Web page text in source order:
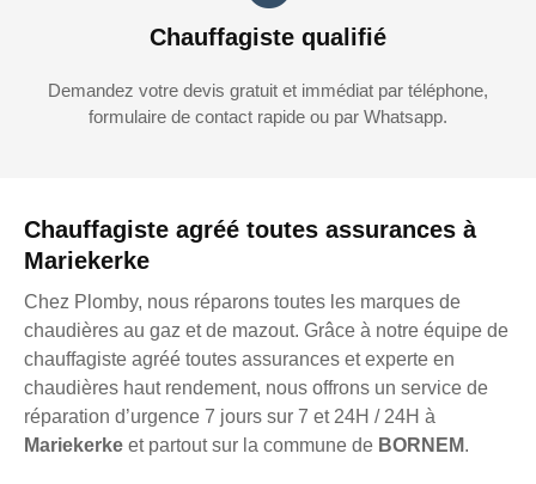
Chauffagiste agréé toutes assurances à
Mariekerke
Chez Plomby, nous réparons toutes les marques de
chaudières au gaz et de mazout. Grâce à notre équipe de
chauffagiste agréé toutes assurances et experte en
chaudières haut rendement, nous offrons un service de
réparation d’urgence 7 jours sur 7 et 24H / 24H à
Mariekerke et partout sur la commune de BORNEM.
Chauffagiste qualifié
Demandez votre devis gratuit et immédiat par téléphone,
formulaire de contact rapide ou par Whatsapp.